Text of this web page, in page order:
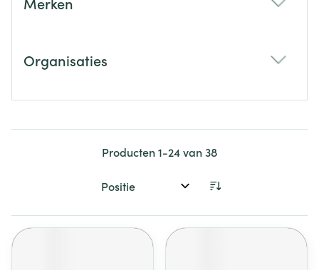
Organisaties
Producten1-24van38
Sorteer op: